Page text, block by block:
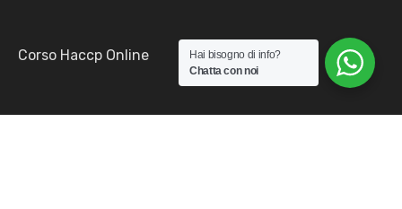
Corso Haccp Online
Hai bisogno di info?
Chatta con noi